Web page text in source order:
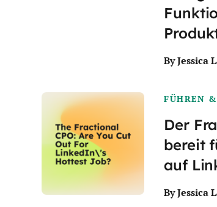
By Jessica
FÜHREN
Der
bereit
auf
By Jessica